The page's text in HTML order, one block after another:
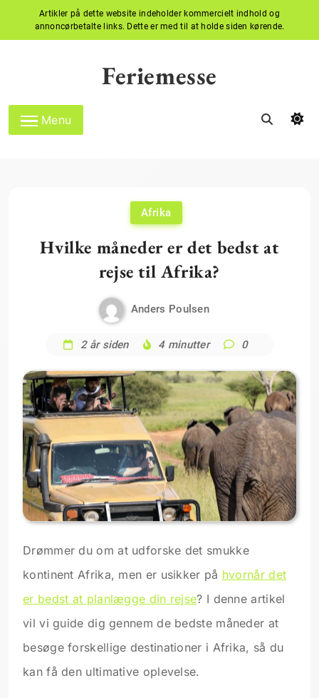
Artikler på dette website indeholder kommercielt indhold og
annoncørbetalte links. Dette er med til at holde siden kørende.
Feriemesse
Menu
Afrika
Hvilke måneder er det bedst at
rejse til Afrika?
Anders Poulsen
2 år siden 4 minutter 0
Drømmer du om at udforske det smukke
kontinent Afrika, men er usikker på hvornår det
er bedst at planlægge din rejse? I denne artikel
vil vi guide dig gennem de bedste måneder at
besøge forskellige destinationer i Afrika, så du
kan få den ultimative oplevelse.